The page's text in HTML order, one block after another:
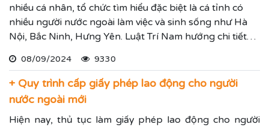
nhiều cá nhân, tổ chức tìm hiểu đặc biệt là cá tỉnh có
nhiều người nước ngoài làm việc và sinh sống như Hà
Nội, Bắc Ninh, Hưng Yên. Luật Trí Nam hướng chi tiết
quy định mới nhất.
08/09/2024 9330
+ Quy trình cấp giấy phép lao động cho người
nước ngoài mới
Hiện nay, thủ tục làm giấy phép lao động cho người